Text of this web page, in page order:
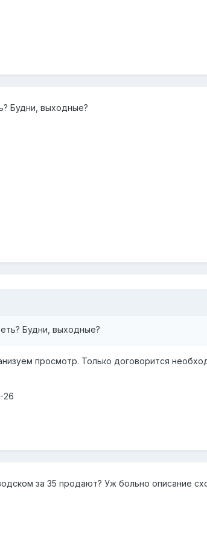
Будни, выходные?
Будни, выходные?
просмотр. Только договорится
26
за 35 продают? Уж больно описание